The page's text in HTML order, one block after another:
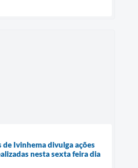
de Ivinhema divulga ações
nesta sexta feira dia